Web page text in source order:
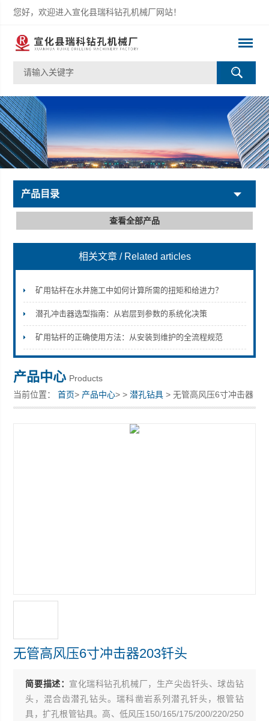
您好，欢迎进入宣化县瑞科钻孔机械厂网站！
宣化县瑞科钻孔机械厂
产品目录
查看全部产品
相关文章 / Related articles
矿用钻杆在水井施工中如何计算所需的扭矩和给进力？
潜孔冲击器选型指南：从岩层到参数的系统化决策
矿用钻杆的正确使用方法：从安装到维护的全流程规范
产品中心 Products
当前位置：首页> 产品中心> >潜孔钻具 > 无管高风压6寸冲击器
203钎头
无管高风压6寸冲击器203钎头
简要描述： 宣化瑞科钻孔机械厂，生产尖齿钎头、球齿钻
头，混合齿潜孔钻头。瑞科凿岩系列潜孔钎头，根管钻
具，扩孔根管钻具。高、低风压150/165/175/200/220/250